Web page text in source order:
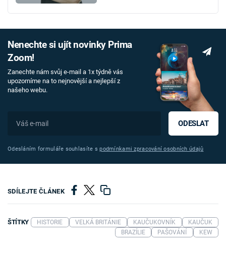
Nenechte si ujít novinky Prima
Zoom!
Zanechte nám svůj e-mail a 1x týdně vás
upozorníme na to nejnovější a nejlepší z
našeho webu.
ODESLAT
Odesláním formuláře souhlasíte spodmínkami zpracování osobních údajů
SDÍLEJTE ČLÁNEK
ŠTÍTKY HISTORIE VELKÁ BRITÁNIE KAUČUKOVNÍK
KAUČUK
BRAZÍLIE
PAŠOVÁNÍ KEW